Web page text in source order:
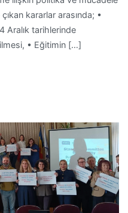
çıkan kararlar arasında; •
Aralık tarihlerinde
• Eğitimin […]